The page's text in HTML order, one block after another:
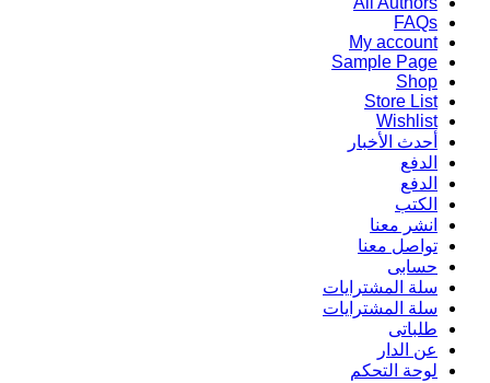
FAQs
My account
Sample Page
Shop
Store List
Wishlist
أحدث الأخبار
الدفع
الدفع
الكتب
انشر معنا
تواصل معنا
حسابى
سلة المشترايات
سلة المشترايات
طلباتى
عن الدار
لوحة التحكم